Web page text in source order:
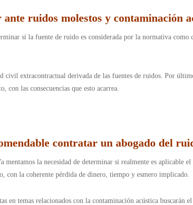
ante ruidos molestos y contaminación
si la fuente de ruido es considerada por la normativa
civil extracontractual derivada de las fuentes de ruidos. Por
con las consecuencias que esto acarrea.
contratar un abogado del
la necesidad de determinar si realmente es aplicable
con la coherente pérdida de dinero, tiempo y esmero implicado.
en temas relacionados con la contaminación acústica buscarán